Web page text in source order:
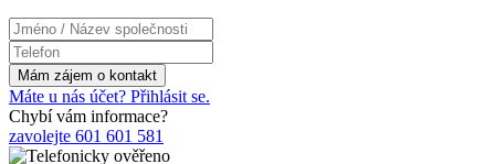
Máte u nás účet? Přihlásit se.
Chybí vám informace?
zavolejte 601 601 581